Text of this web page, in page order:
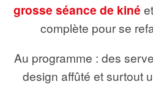
grosse séance de kiné
complète pour se
Au programme : des
design affûté et surtout